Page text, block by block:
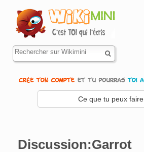
Ce que tu peux faire
Discussion:Garrot